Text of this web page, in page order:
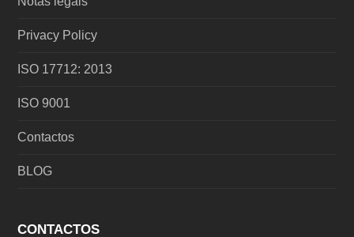
Privacy Policy
ISO 17712: 2013
ISO 9001
Contactos
BLOG
CONTACTOS